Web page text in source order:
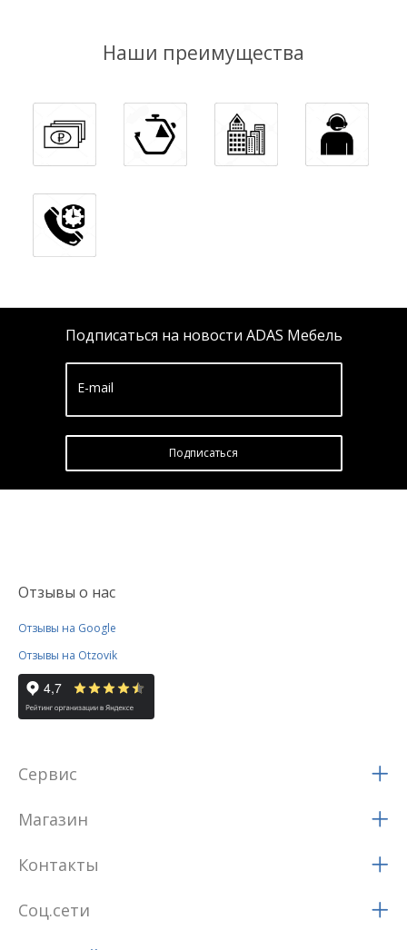
Наши преимущества
Подписаться на новости ADAS Мебель
E-mail
Подписатьcя
Отзывы о нас
Отзывы на Google
Отзывы на Otzovik
Сервис
Магазин
Контакты
Соц.сети